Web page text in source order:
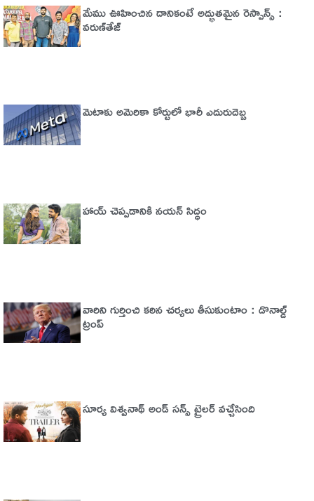
మేము ఊహించిన దానికంటే అద్భుతమైన రెస్పాన్స్ :
వరుణ్‌తేజ్‌
మెటాకు అమెరికా కోర్టులో భారీ ఎదురుదెబ్బ
హాయ్ చెప్పడానికి నయన్ సిద్ధం
వారిని గుర్తించి కఠిన చర్యలు తీసుకుంటాం : డొనాల్డ్
ట్రంప్
సూర్య విశ్వనాథ్ అండ్ సన్స్ ట్రైలర్ వచ్చేసింది